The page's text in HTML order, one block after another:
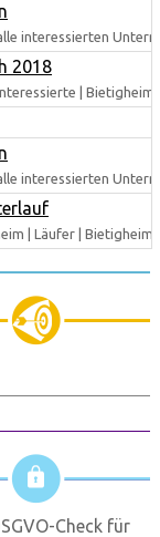
interessierten
2018
| Bietigheim
interessierten
| Läufer |
Check für